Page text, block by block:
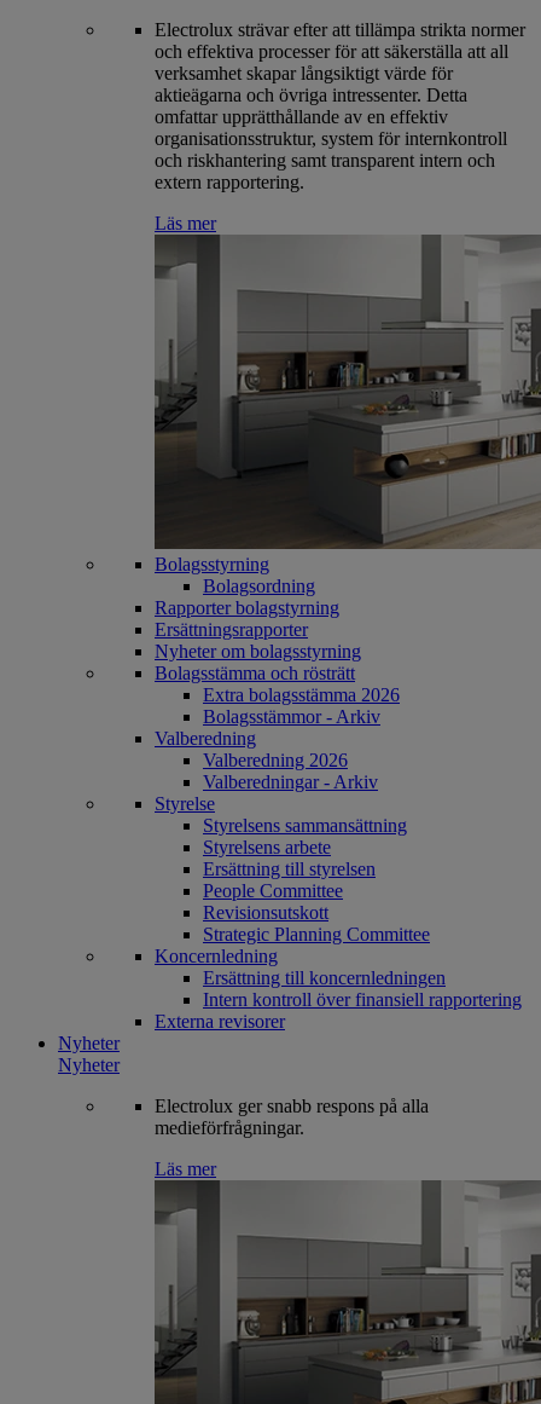
Electrolux strävar efter att tillämpa strikta normer
och effektiva processer för att säkerställa att all
verksamhet skapar långsiktigt värde för
aktieägarna och övriga intressenter. Detta
omfattar upprätthållande av en effektiv
organisationsstruktur, system för internkontroll
och riskhantering samt transparent intern och
extern rapportering.
Läs mer
Bolagsstyrning
Bolagsordning
Rapporter bolagstyrning
Ersättningsrapporter
Nyheter om bolagsstyrning
Bolagsstämma och rösträtt
Extra bolagsstämma 2026
Bolagsstämmor - Arkiv
Valberedning
Valberedning 2026
Valberedningar - Arkiv
Styrelse
Styrelsens sammansättning
Styrelsens arbete
Ersättning till styrelsen
People Committee
Revisionsutskott
Strategic Planning Committee
Koncernledning
Ersättning till koncernledningen
Intern kontroll över finansiell rapportering
Externa revisorer
Nyheter
Nyheter
Electrolux ger snabb respons på alla
medieförfrågningar.
Läs mer